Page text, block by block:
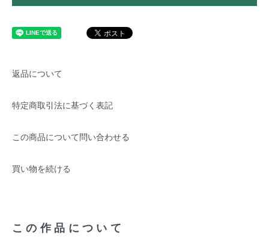
返品について
特定商取引法に基づく表記
この商品について問い合わせる
買い物を続ける
この作品について